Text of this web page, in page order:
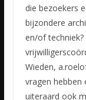
die bezoekers
bijzondere
en/of
Wieden,
vragen hebben
uiteraard ook